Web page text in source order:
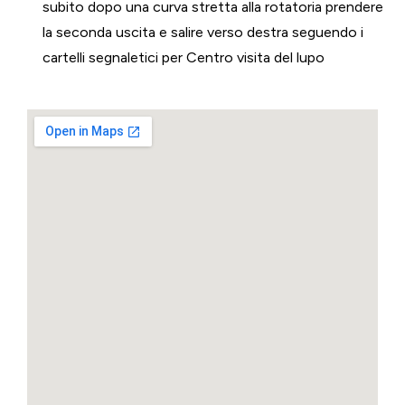
subito dopo una curva stretta alla rotatoria prendere
la seconda uscita e salire verso destra seguendo i
cartelli segnaletici per Centro visita del lupo